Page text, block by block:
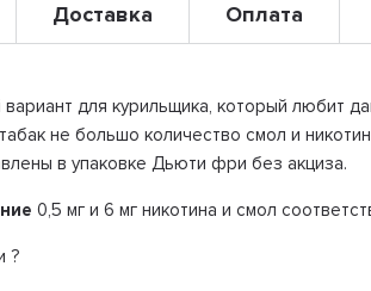
Доставка Оплата
вариант для курильщика, который любит
не большо количество смол и
в упаковке Дьюти фри без акциза.
0,5 мг и 6 мг никотина и смол
?